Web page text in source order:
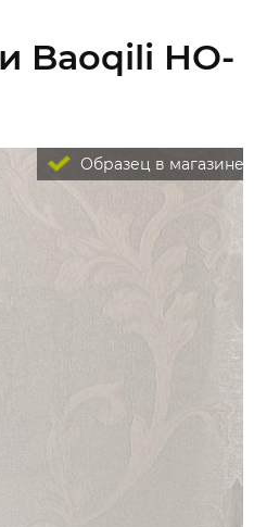
Baoqili HO-
Образец в магазине